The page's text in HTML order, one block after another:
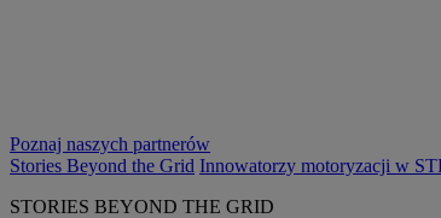
Poznaj naszych partnerów
Stories Beyond the Grid Innowatorzy motoryzacji w
STORIES BEYOND THE GRID